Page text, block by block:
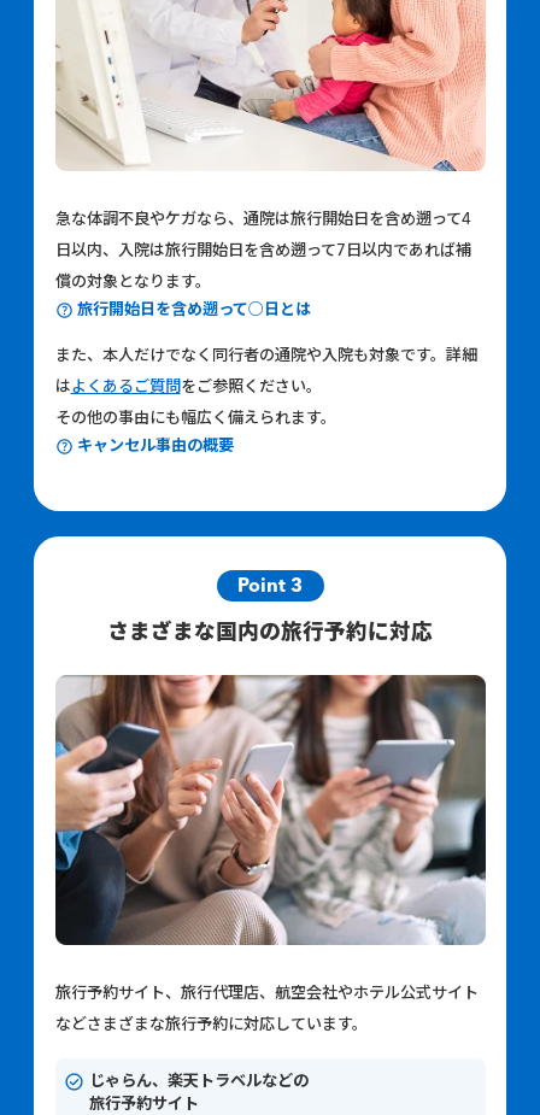
急な体調不良やケガなら、通院は旅行開始日を含め遡って4
日以内、入院は旅行開始日を含め遡って7日以内であれば補
償の対象となります。
旅行開始日を含め遡って○日とは
また、本人だけでなく同行者の通院や入院も対象です。詳細
はよくあるご質問 をご参照ください。
その他の事由にも幅広く備えられます。
キャンセル事由の概要
Point 3
さまざまな国内の旅行予約に対応
旅行予約サイト、旅行代理店、航空会社やホテル公式サイト
などさまざまな旅行予約に対応しています。
じゃらん、楽天トラベルなどの
旅行予約サイト